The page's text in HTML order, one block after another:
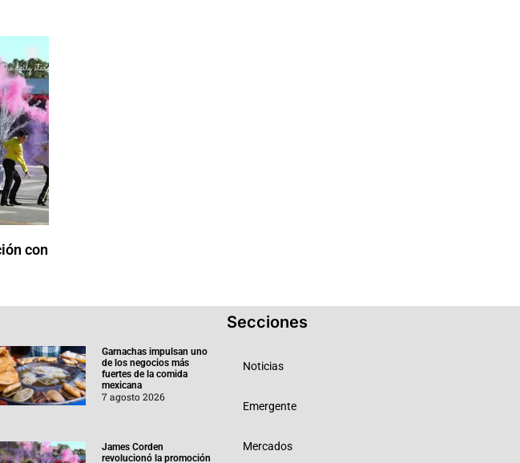
con
Garnachas impulsan uno
de los negocios más
fuertes de la comida
mexicana
7 agosto 2026
James Corden
revolucionó la promoción
Secciones
Noticias
Emergente
Mercados